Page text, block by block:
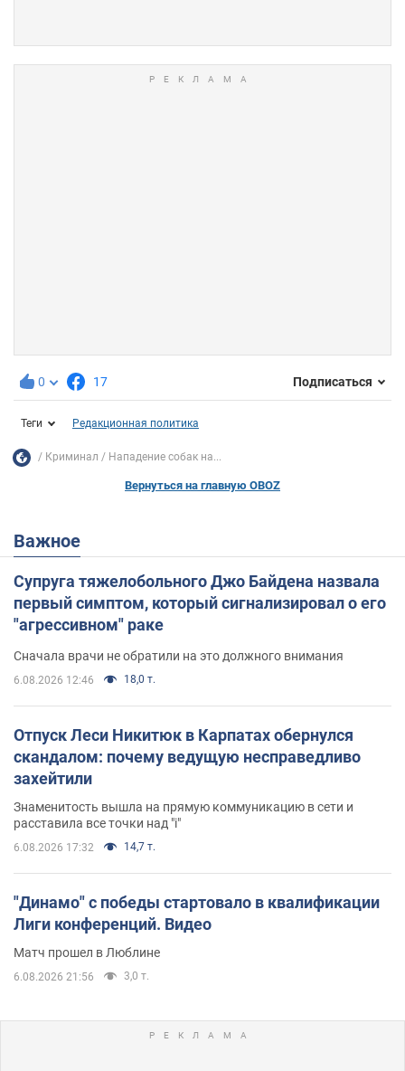
0 17 Подписаться
Теги Редакционная политика
Криминал Нападение собак на...
Вернуться на главную OBOZ
Важное
Супруга тяжелобольного Джо Байдена назвала
первый симптом, который сигнализировал о его
"агрессивном" раке
Сначала врачи не обратили на это должного внимания
6.08.2026 12:46 18,0 т.
Отпуск Леси Никитюк в Карпатах обернулся
скандалом: почему ведущую несправедливо
захейтили
Знаменитость вышла на прямую коммуникацию в сети и
расставила все точки над "i"
6.08.2026 17:32 14,7 т.
"Динамо" с победы стартовало в квалификации
Лиги конференций. Видео
Матч прошел в Люблине
6.08.2026 21:56 3,0 т.